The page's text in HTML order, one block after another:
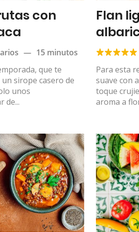
con
— 15 minutos
que te
sirope casero de
unos
de...
Flan
Para esta
suave con
toque
aroma a